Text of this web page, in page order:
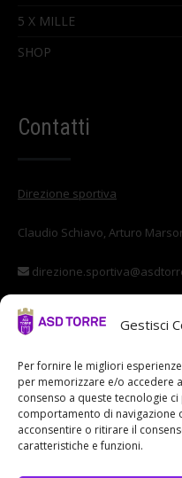
Gestisci
Per fornire le migliori
per memorizzare e/o accedere
consenso a queste tecnologie
comportamento di navigazione
acconsentire o ritirare il
caratteristiche e funzioni.
5 X MILLE
SHOP
Contatti
Direzione sportiva
Claudio Schiavo, Arturo
Settore giovanile